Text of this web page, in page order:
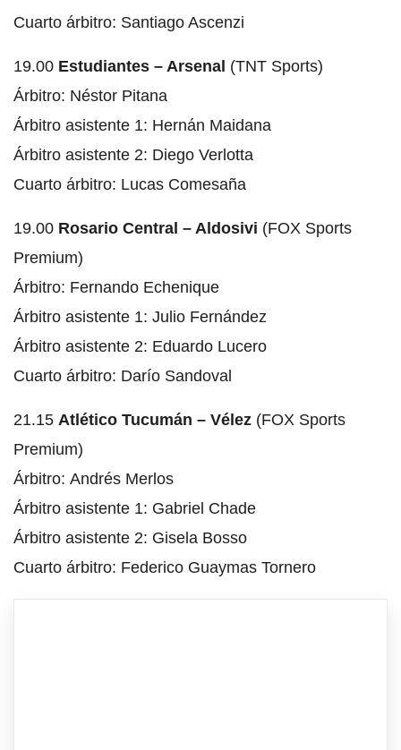
Cuarto árbitro: Santiago Ascenzi
19.00 Estudiantes – Arsenal (TNT Sports)
Árbitro: Néstor Pitana
Árbitro asistente 1: Hernán Maidana
Árbitro asistente 2: Diego Verlotta
Cuarto árbitro: Lucas Comesaña
19.00 Rosario Central – Aldosivi (FOX Sports
Premium)
Árbitro: Fernando Echenique
Árbitro asistente 1: Julio Fernández
Árbitro asistente 2: Eduardo Lucero
Cuarto árbitro: Darío Sandoval
21.15 Atlético Tucumán – Vélez (FOX Sports
Premium)
Árbitro: Andrés Merlos
Árbitro asistente 1: Gabriel Chade
Árbitro asistente 2: Gisela Bosso
Cuarto árbitro: Federico Guaymas Tornero